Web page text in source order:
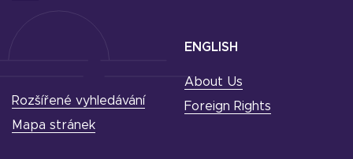
ENGLISH
About Us
Foreign Rights
Rozšířené vyhledávání
Mapa stránek